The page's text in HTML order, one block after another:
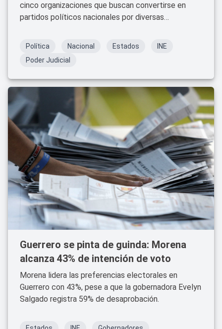
cinco organizaciones que buscan convertirse en
partidos políticos nacionales por diversas
Política Nacional Estados
INE
Poder Judicial
Guerrero se pinta de guinda: Morena
alcanza 43% de intención de voto
Morena lidera las preferencias electorales en
Guerrero con 43%, pese a que la gobernadora Evelyn
Salgado registra 59% de desaprobación.